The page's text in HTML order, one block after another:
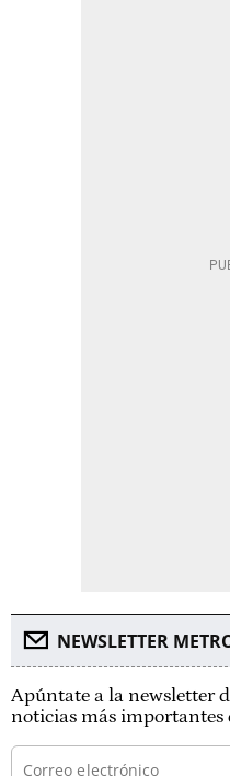
NEWSLETTER
Apúntate a la newsletter
noticias más importantes